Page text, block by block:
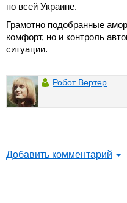
по всей Украине.
Грамотно подобранные
комфорт, но и контроль
ситуации.
Робот Вертер
Добавить комментарий